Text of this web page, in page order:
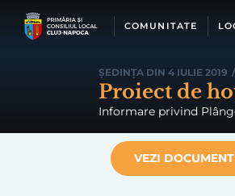
COMUNITATE
ȘEDINȚA DIN 4 IULIE 2019 /
Proiect de
Informare privind
VEZI